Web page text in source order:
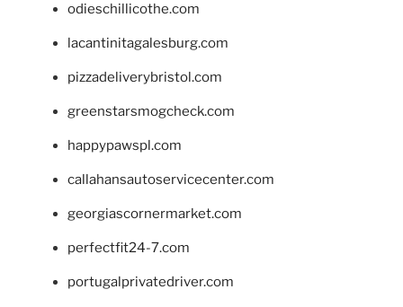
odieschillicothe.com
lacantinitagalesburg.com
pizzadeliverybristol.com
greenstarsmogcheck.com
happypawspl.com
callahansautoservicecenter.com
georgiascornermarket.com
perfectfit24-7.com
portugalprivatedriver.com